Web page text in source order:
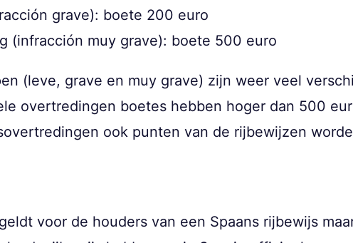
grave): boete 200 euro
(infracción muy grave): boete 500 euro
(leve, grave en muy grave) zijn weer veel
overtredingen boetes hebben hoger dan 500
ook punten van de rijbewijzen
voor de houders van een Spaans rijbewijs